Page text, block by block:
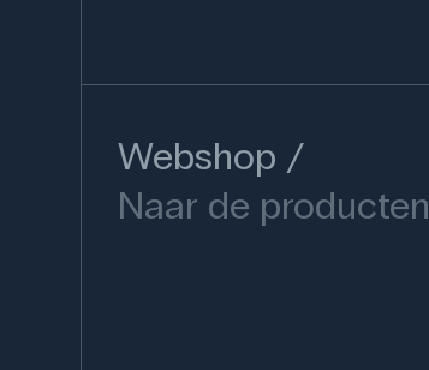
Webshop
Naar de producten